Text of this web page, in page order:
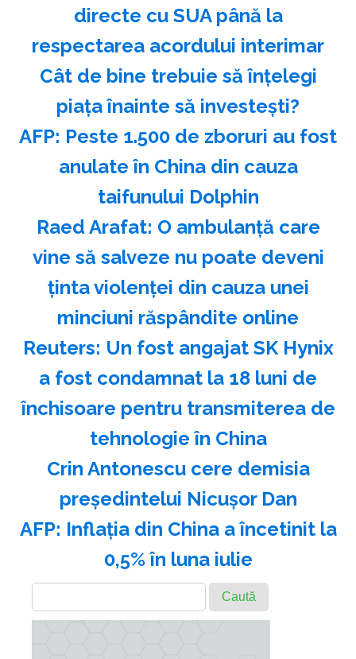
directe cu SUA până la
respectarea acordului interimar
Cât de bine trebuie să înțelegi
piața înainte să investești?
AFP: Peste 1.500 de zboruri au fost
anulate în China din cauza
taifunului Dolphin
Raed Arafat: O ambulanţă care
vine să salveze nu poate deveni
ţinta violenţei din cauza unei
minciuni răspândite online
Reuters: Un fost angajat SK Hynix
a fost condamnat la 18 luni de
închisoare pentru transmiterea de
tehnologie în China
Crin Antonescu cere demisia
preşedintelui Nicuşor Dan
AFP: Inflaţia din China a încetinit la
0,5% în luna iulie